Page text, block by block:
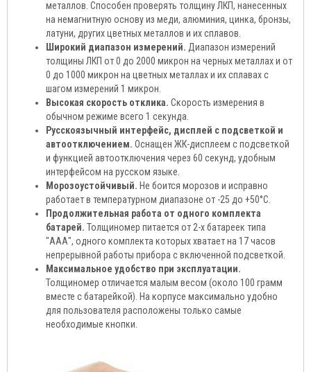
металлов. Способен проверять толщину ЛКП, нанесенных
на немагнитную основу из меди, алюминия, цинка, бронзы,
латуни, других цветных металлов и их сплавов.
Широкий диапазон измерений. Диапазон измерений
толщины ЛКП от 0 до 2000 микрон на черных металлах и от
0 до 1000 микрон на цветных металлах и их сплавах с
шагом измерений 1 микрон.
Высокая скорость отклика. Скорость измерения в
обычном режиме всего 1 секунда.
Русскоязычный интерфейс, дисплей с подсветкой и
автоотключением. Оснащен ЖК-дисплеем с подсветкой
и функцией автоотключения через 60 секунд, удобным
интерфейсом на русском языке.
Морозоустойчивый. Не боится морозов и исправно
работает в температурном диапазоне от -25 до +50°С.
Продолжительная работа от одного комплекта
батарей. Толщиномер питается от 2-х батареек типа
"ААА", одного комплекта которых хватает на 17 часов
непрерывной работы прибора с включенной подсветкой.
Максимальное удобство при эксплуатации.
Толщиномер отличается малым весом (около 100 грамм
вместе с батарейкой). На корпусе максимально удобно
для пользователя расположены только самые
необходимые кнопки.